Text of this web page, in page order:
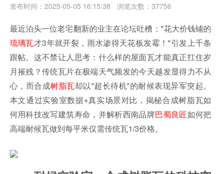
发布时间：2025-05-05 16:15:38 浏览次数：37756
最近泊头一位老宅翻新的业主在论坛吐槽："花大价钱铺的
琉璃瓦才3年就开裂，雨水渗得天花板发霉！"引发上千条
跟帖。这不禁让人思考：什么样的屋面瓦才能真正扛住岁
月摧残？传统瓦片在极端天气频发的今天越发显得力不从
心，而合成树脂瓦却以"超长待机"的耐候表现异军突起。
本文通过实验室数据+真实场景对比，揭秘合成树脂瓦如
何用科技改写建筑寿命，并解析西南品牌巴蜀良匠如何把
高端耐候瓦做到每平米仅需传统瓦1/3价格。